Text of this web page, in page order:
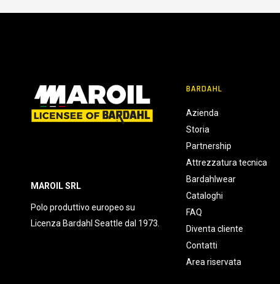
MAROIL SRL
Polo produttivo europeo su
Licenza Bardahl Seattle dal 1973.
BARDAHL
Azienda
Storia
Partnership
Attrezzatura tecnica
Bardahlwear
Cataloghi
FAQ
Diventa cliente
Contatti
Area riservata